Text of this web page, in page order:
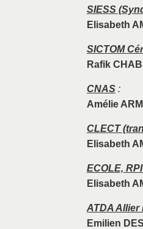
SIESS
Elisabeth
SICTOM
Rafik
CNAS :
Amélie
CLECT
Elisabeth
ECOLE, RPI
Elisabeth
ATDA
Emilien